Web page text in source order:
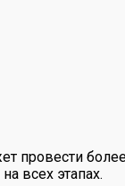
провести
всех этапах.